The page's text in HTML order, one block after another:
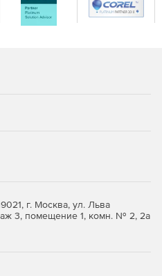
г. Москва, ул. Льва
3, помещение 1, комн. № 2, 2а